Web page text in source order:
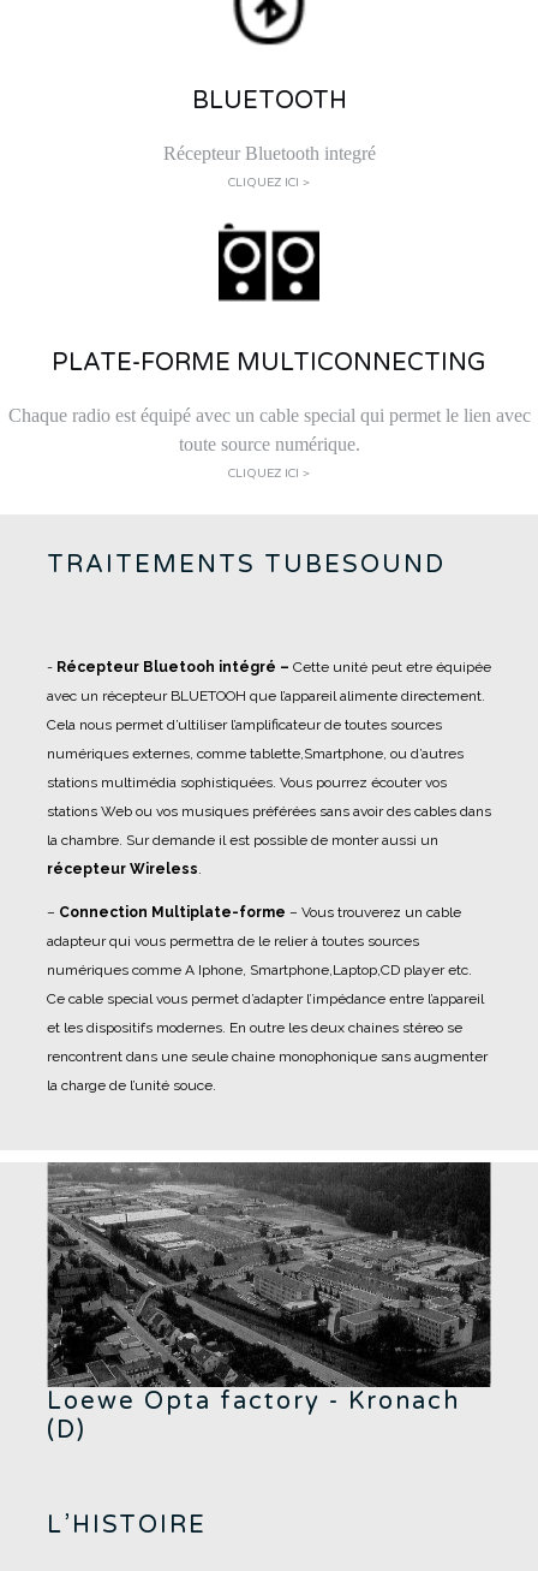
BLUETOOTH
Récepteur Bluetooth integré
CLIQUEZ ICI >
PLATE-FORME MULTICONNECTING
Chaque radio est équipé avec un cable special qui permet le lien avec
toute source numérique.
CLIQUEZ ICI >
TRAITEMENTS TUBESOUND
- Récepteur Bluetooh intégré – Cette unité peut etre équipée
avec un récepteur BLUETOOH que l’appareil alimente directement.
Cela nous permet d’ultiliser l’amplificateur de toutes sources
numériques externes, comme tablette,Smartphone, ou d’autres
stations multimédia sophistiquées. Vous pourrez écouter vos
stations Web ou vos musiques préférées sans avoir des cables dans
la chambre. Sur demande il est possible de monter aussi un
récepteur Wireless.
– Connection Multiplate-forme – Vous trouverez un cable
adapteur qui vous permettra de le relier à toutes sources
numériques comme A Iphone, Smartphone,Laptop,CD player etc.
Ce cable special vous permet d’adapter l’impédance entre l’appareil
et les dispositifs modernes. En outre les deux chaines stéreo se
rencontrent dans une seule chaine monophonique sans augmenter
la charge de l’unité souce.
Loewe Opta factory - Kronach
(D)
L’HISTOIRE